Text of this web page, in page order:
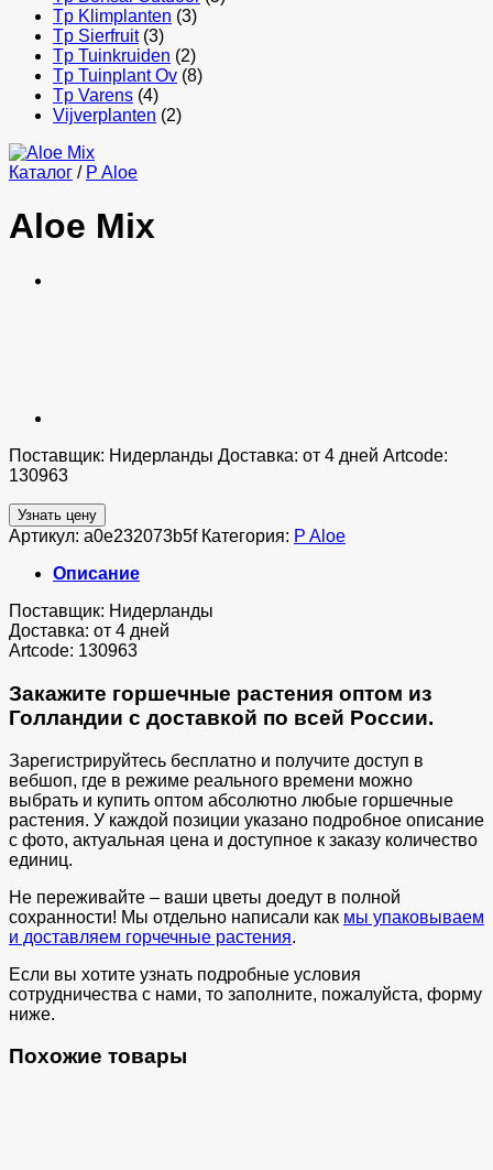
Tp Klimplanten (3)
Tp Sierfruit (3)
Tp Tuinkruiden (2)
Tp Tuinplant Ov (8)
Tp Varens (4)
Vijverplanten (2)
Каталог / P Aloe
Aloe Mix
Поставщик: Нидерланды Доставка: от 4 дней Artcode:
130963
Узнать цену
Артикул: a0e232073b5f Категория: P Aloe
Описание
Поставщик: Нидерланды
Доставка: от 4 дней
Artcode: 130963
Закажите горшечные растения оптом из
Голландии с доставкой по всей России.
Зарегистрируйтесь бесплатно и получите доступ в
вебшоп, где в режиме реального времени можно
выбрать и купить оптом абсолютно любые горшечные
растения. У каждой позиции указано подробное описание
с фото, актуальная цена и доступное к заказу количество
единиц.
Не переживайте – ваши цветы доедут в полной
сохранности! Мы отдельно написали как мы упаковываем
и доставляем горчечные растения.
Если вы хотите узнать подробные условия
сотрудничества с нами, то заполните, пожалуйста, форму
ниже.
Похожие товары